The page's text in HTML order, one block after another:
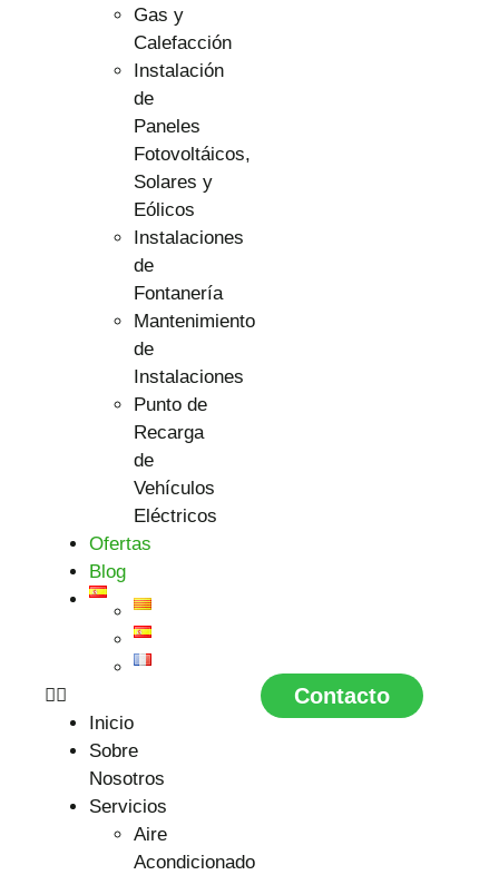
Gas y
Calefacción
Instalación
de
Paneles
Fotovoltáicos,
Solares y
Eólicos
Instalaciones
de
Fontanería
Mantenimiento
de
Instalaciones
Punto de
Recarga
de
Vehículos
Eléctricos
Ofertas
Blog
Inicio
Sobre
Nosotros
Servicios
Aire
Acondicionado
Contacto